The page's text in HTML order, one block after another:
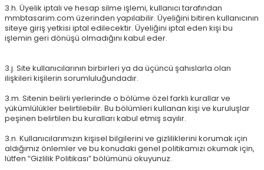
3.h. Üyelik iptali ve hesap silme işlemi, kullanıcı tarafından
mmbtasarim.com üzerinden yapılabilir. Üyeliğini bitiren kullanıcının
siteye giriş yetkisi iptal edilecektir. Üyeliğini iptal eden kişi bu
işlemin geri dönüşü olmadığını kabul eder.
3.j. Site kullanıcılarının birbirleri ya da üçüncü şahıslarla olan
ilişkileri kişilerin sorumluluğundadır.
3.m. Sitenin belirli yerlerinde o bölüme özel farklı kurallar ve
yükümlülükler belirtilebilir. Bu bölümleri kullanan kişi ve kuruluşlar
peşinen belirtilen bu kuralları kabul etmiş sayılır.
3.n. Kullanıcılarımızın kişisel bilgilerini ve gizliliklerini korumak için
aldığımız önlemler ve bu konudaki genel politikamızı okumak için,
lütfen “Gizlilik Politikası” bölümünü okuyunuz.